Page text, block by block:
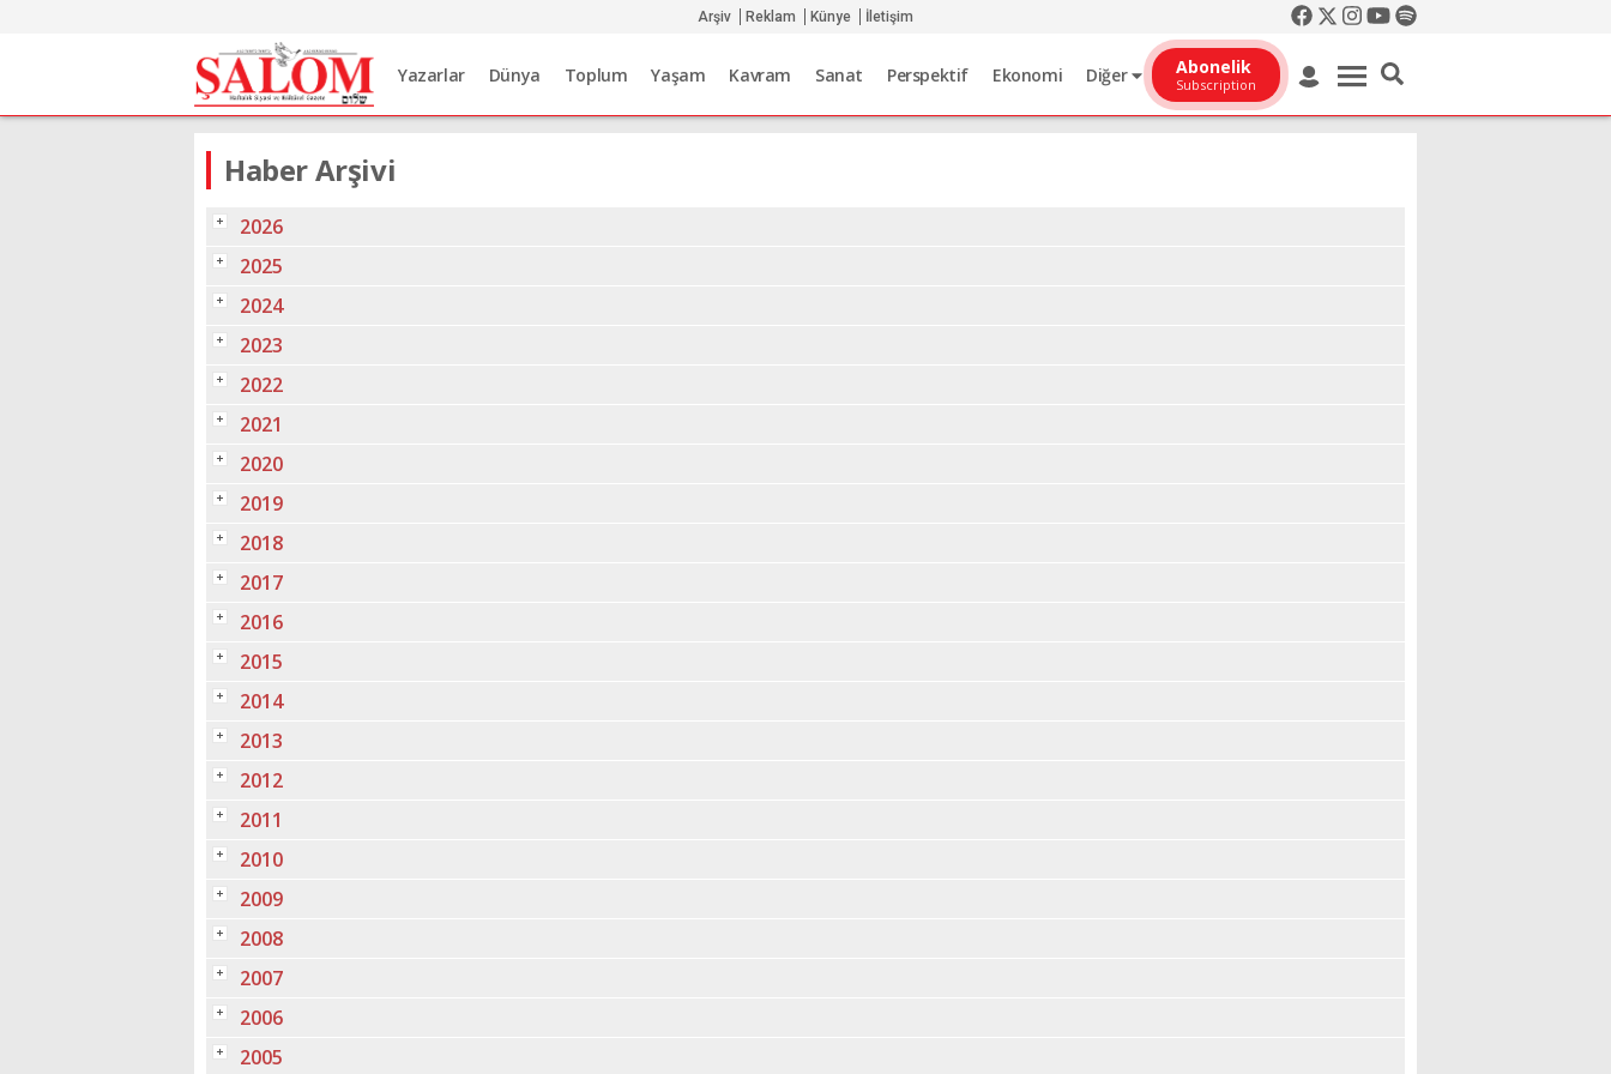
Arşiv Reklam Künye İletişim
Yazarlar Dünya Toplum Yaşam Kavram Sanat Perspektif Ekonomi Diğer Abonelik
Subscription
Haber Arşivi
2026
2025
2024
2023
2022
2021
2020
2019
2018
2017
2016
2015
2014
2013
2012
2011
2010
2009
2008
2007
2006
2005